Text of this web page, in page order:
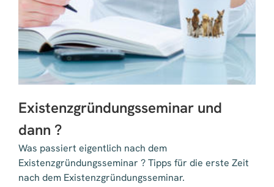
Existenzgründungsseminar und
dann ?
Was passiert eigentlich nach dem
Existenzgründungsseminar ? Tipps für die erste Zeit
nach dem Existenzgründungsseminar.